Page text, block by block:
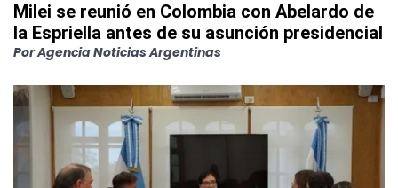
Milei se reunió en Colombia con Abelardo de
la Espriella antes de su asunción presidencial
PorAgencia Noticias Argentinas